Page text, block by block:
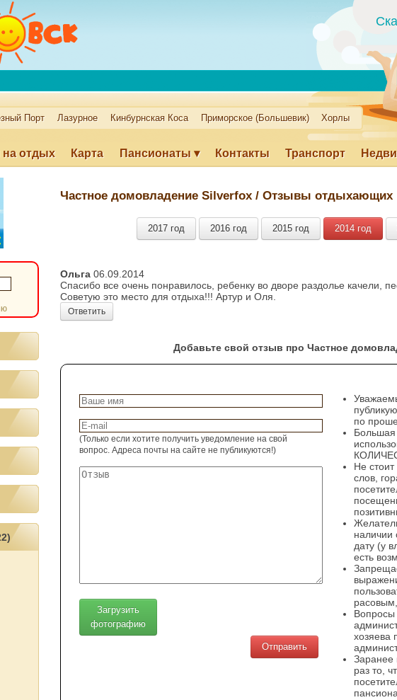
Порт Лазурное Кинбурнская Коса Приморское (Большевик) Хорлы
отдых Карта Пансионаты ▾ Контакты Транспорт
Приморское (Большевик) Хорлы Вход для пансионатов
Частное домовладение Silverfox / Отзывы отдыхающих
2017 год 2016 год 2015 год 2014 год
Ольга 06.09.2014
Спасибо все очень понравилось, ребенку во дворе раздолье качели,
Советую это место для отдыха!!! Артур и Оля.
Ответить
Добавьте свой отзыв про Частное
(Только если хотите получить уведомление на свой
вопрос. Адреса почты на сайте не публикуются!)
Загрузить
фотографию
по
Большая
Не
слов,
наличии
дату (у
есть
Вопросы
хозяева
Заранее
раз то,